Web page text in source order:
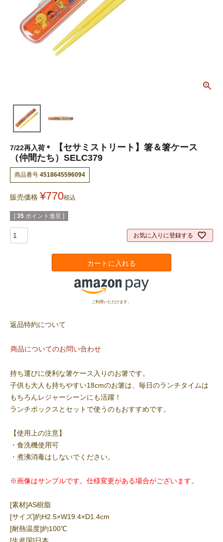
7/22再入荷＊
【セサミストリート】箸＆箸ケース
（仲間たち）SELC379
商品番号 4518645596094
販売価格 ¥770税込
[ 35 ポイント進呈 ]
お気に入りに登録する
カートに入れる
ご利用いただけます。
返品特約について
商品についてのお問い合わせ
持ち運びに便利な箸ケース入りのお箸です。
子供も大人も持ちやすい18cmのお箸は、毎日のランチタイムは
もちろんレジャーシーンにも活躍！
ランチボックスとセットで使うのもおすすめです。
【使用上の注意】
・食洗機使用可
・煮沸消毒はしないでください。
※画像はサンプルです。仕様変更がある場合がございます。
[素材]AS樹脂
[サイズ]約H2.5×W19.4×D1.4cm
[耐熱温度]約100℃